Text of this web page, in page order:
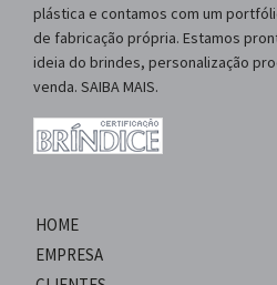
plástica e contamos com um
de fabricação própria. Estamos
ideia do brindes, personalização
venda. SAIBA MAIS.
HOME
EMPRESA